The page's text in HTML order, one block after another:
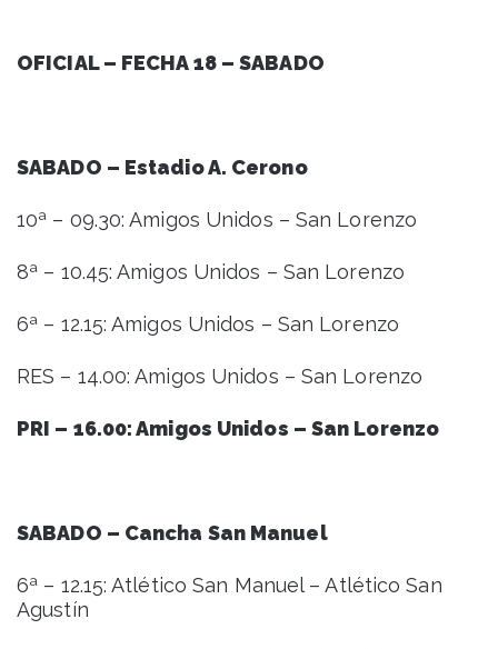
OFICIAL – FECHA 18 – SABADO
SABADO – Estadio A. Cerono
10ª – 09.30: Amigos Unidos – San Lorenzo
8ª – 10.45: Amigos Unidos – San Lorenzo
6ª – 12.15: Amigos Unidos – San Lorenzo
RES – 14.00: Amigos Unidos – San Lorenzo
PRI – 16.00: Amigos Unidos – San Lorenzo
SABADO – Cancha San Manuel
6ª – 12.15: Atlético San Manuel – Atlético San
Agustín